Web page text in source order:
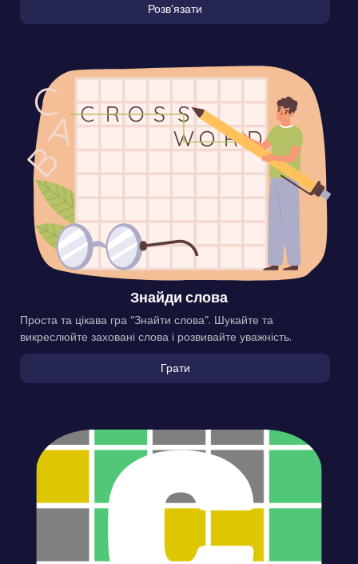
Розвʼязати
Знайди слова
Проста та цікава гра “Знайти слова”. Шукайте та
викреслюйте заховані слова і розвивайте уважність.
Грати